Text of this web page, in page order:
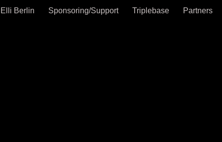
Elli Berlin Sponsoring/Support Triplebase Partners